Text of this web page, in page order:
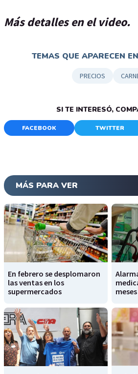
Más detalles en el video.
TEMAS QUE APARECEN
PRECIOS
SI TE INTERESÓ,
FACEBOOK TWITTER
MÁS PARA VER
En febrero se desplomaron
las ventas en los
supermercados
meses